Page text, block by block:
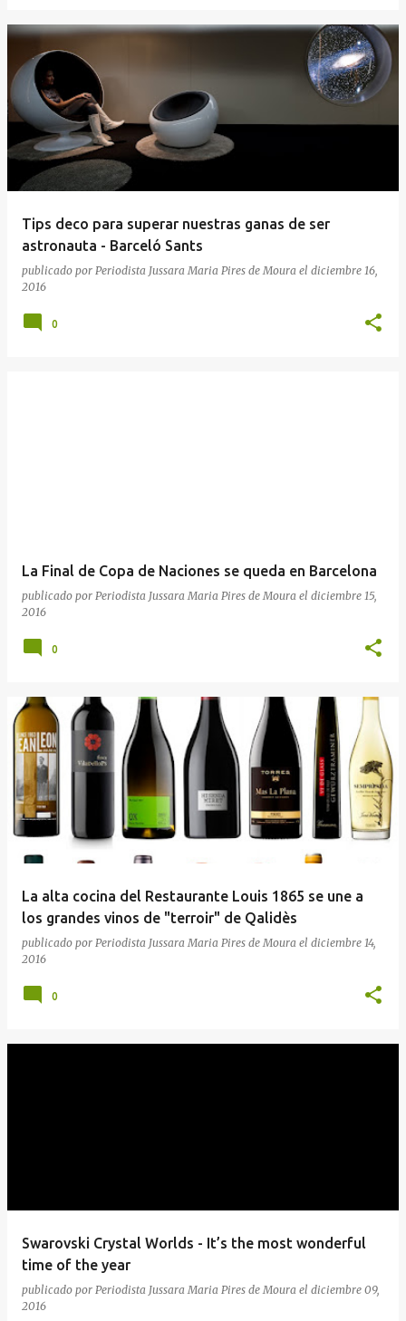
Tips deco para superar nuestras ganas de ser
astronauta - Barceló Sants
publicado por Periodista Jussara Maria Pires de Moura el diciembre 16,
2016
0
La Final de Copa de Naciones se queda en Barcelona
publicado por Periodista Jussara Maria Pires de Moura el diciembre 15,
2016
0
La alta cocina del Restaurante Louis 1865 se une a
los grandes vinos de "terroir" de Qalidès
publicado por Periodista Jussara Maria Pires de Moura el diciembre 14,
2016
0
Swarovski Crystal Worlds - It’s the most wonderful
time of the year
publicado por Periodista Jussara Maria Pires de Moura el diciembre 09,
2016